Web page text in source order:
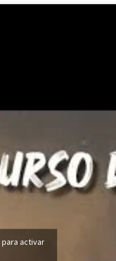
para activar